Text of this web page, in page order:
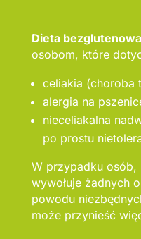
Dieta bezglutenowa
osobom, które
celiakia (choroba
alergia na
nieceliakalna
po prostu
W przypadku osób,
wywołuje żadnych
powodu
może przynieść